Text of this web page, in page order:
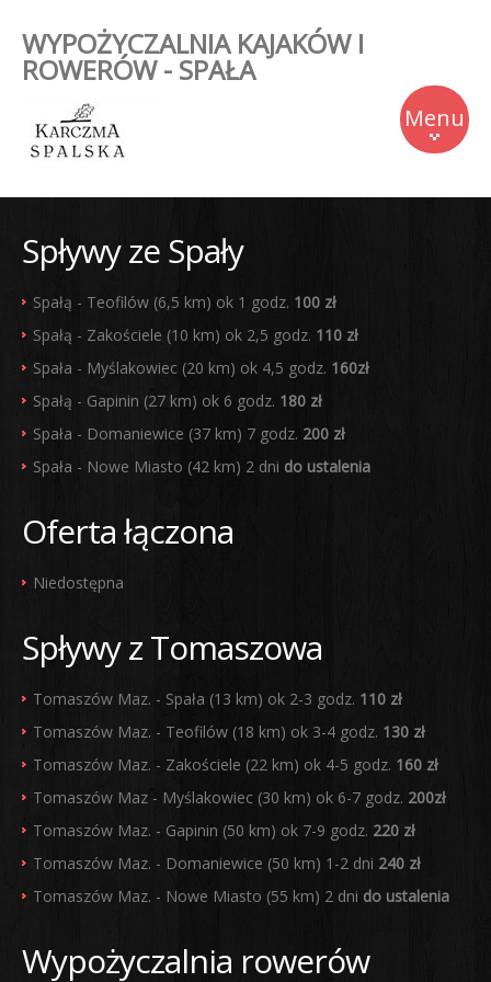
WYPOŻYCZALNIA KAJAKÓW I
ROWERÓW - SPAŁA
Menu
Spływy ze Spały
Spałą - Teofilów (6,5 km) ok 1 godz. 100 zł
Spałą - Zakościele (10 km) ok 2,5 godz. 110 zł
Spała - Myślakowiec (20 km) ok 4,5 godz. 160zł
Spałą - Gapinin (27 km) ok 6 godz. 180 zł
Spała - Domaniewice (37 km) 7 godz. 200 zł
Spała - Nowe Miasto (42 km) 2 dni do ustalenia
Oferta łączona
Niedostępna
Spływy z Tomaszowa
Tomaszów Maz. - Spała (13 km) ok 2-3 godz. 110 zł
Tomaszów Maz. - Teofilów (18 km) ok 3-4 godz. 130 zł
Tomaszów Maz. - Zakościele (22 km) ok 4-5 godz. 160 zł
Tomaszów Maz - Myślakowiec (30 km) ok 6-7 godz. 200zł
Tomaszów Maz. - Gapinin (50 km) ok 7-9 godz. 220 zł
Tomaszów Maz. - Domaniewice (50 km) 1-2 dni 240 zł
Tomaszów Maz. - Nowe Miasto (55 km) 2 dni do ustalenia
Wypożyczalnia rowerów